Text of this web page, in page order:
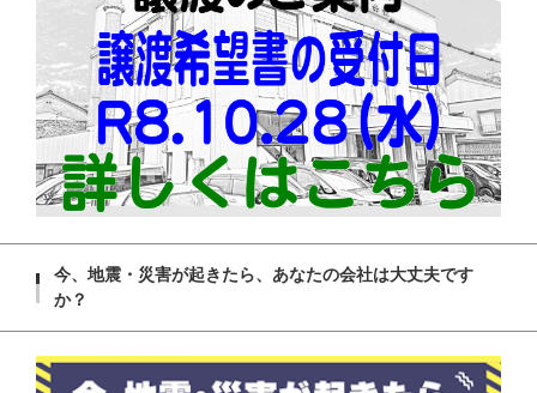
今、地震・災害が起きたら、あなたの会社は大丈夫です
か？